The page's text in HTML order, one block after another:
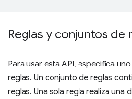
Reglas y conjuntos de
Para usar esta API, especifica
reglas. Un conjunto de reglas
reglas. Una sola regla realiza una